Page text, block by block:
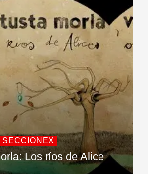
SECCIONEX
Los ríos de Alice